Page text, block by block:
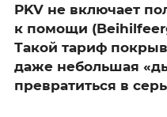
PKV не включает
к помощи
Такой тариф
даже небольшая
превратиться в